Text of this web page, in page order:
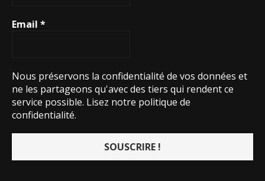
Email *
Nous préservons la confidentialité de vos données et
ne les partageons qu'avec des tiers qui rendent ce
service possible. Lisez notre politique de
confidentialité.